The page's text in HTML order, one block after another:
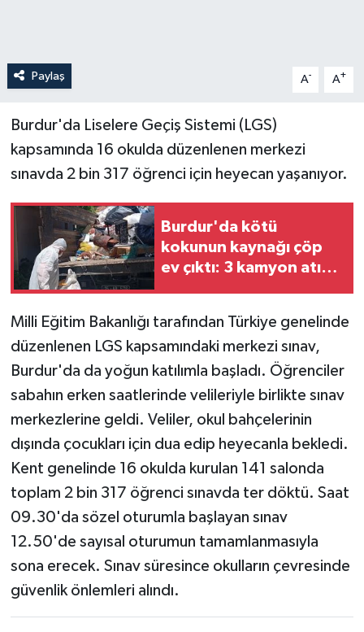
Paylaş A- A+
Burdur'da Liselere Geçiş Sistemi (LGS)
kapsamında 16 okulda düzenlenen merkezi
sınavda 2 bin 317 öğrenci için heyecan yaşanıyor.
Burdur'da kötü
kokunun kaynağı çöp
ev çıktı: 3 kamyon atık
Milli Eğitim Bakanlığı tarafından Türkiye genelinde
düzenlenen LGS kapsamındaki merkezi sınav,
Burdur'da da yoğun katılımla başladı. Öğrenciler
sabahın erken saatlerinde velileriyle birlikte sınav
merkezlerine geldi. Veliler, okul bahçelerinin
dışında çocukları için dua edip heyecanla bekledi.
Kent genelinde 16 okulda kurulan 141 salonda
toplam 2 bin 317 öğrenci sınavda ter döktü. Saat
09.30'da sözel oturumla başlayan sınav
12.50'de sayısal oturumun tamamlanmasıyla
sona erecek. Sınav süresince okulların çevresinde
güvenlik önlemleri alındı.